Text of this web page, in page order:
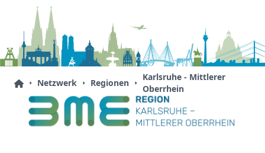
Netzwerk Regionen
Karlsruhe - Mittlerer
Oberrhein